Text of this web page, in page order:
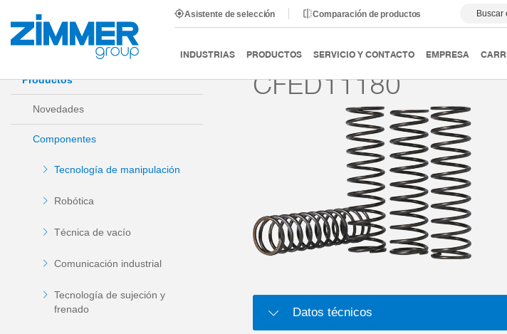
Asistente de selección Comparación de productos Buscar
INDUSTRIAS PRODUCTOS SERVICIO Y CONTACTO EMPRESA
Inicio Productos Componentes Tecnología de manipulación Accesorios ZUB-
Productos
Novedades
Componentes
Tecnología de manipulación
Robótica
Técnica de vacío
Comunicación industrial
Tecnología de sujeción y
frenado
CFED11180
Datos técnicos